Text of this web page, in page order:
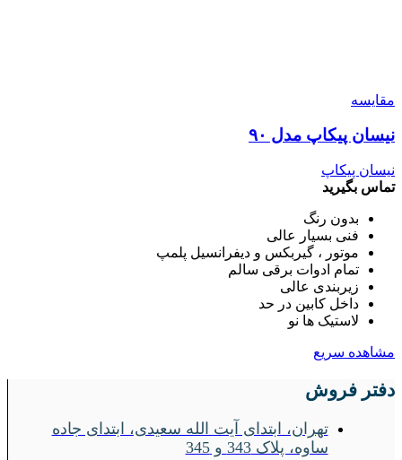
مقایسه
نیسان پیکاپ مدل ۹۰
نیسان پیکاپ
تماس بگیرید
بدون رنگ
فنی بسیار عالی
موتور ، گیربکس و دیفرانسیل پلمپ
تمام ادوات برقی سالم
زیربندی عالی
داخل کابین در حد
لاستیک ها نو
مشاهده سریع
دفتر فروش
تهران، ابتدای آیت الله سعیدی، ابتدای جاده
ساوه، پلاک 343 و 345